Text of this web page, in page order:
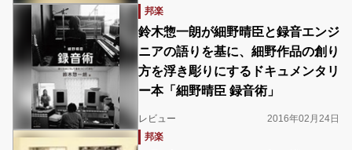
邦楽
鈴木惣一朗が細野晴臣と録音エンジ
ニアの語りを基に、細野作品の創り
方を浮き彫りにするドキュメンタリ
ー本「細野晴臣 録音術」
レビュー
2016年02月24日
邦楽